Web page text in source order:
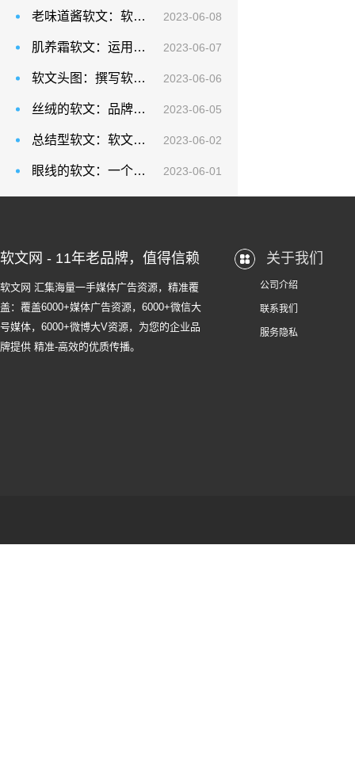
老味道酱软文：软文写作中，我们要考虑软文的历史沉淀 2023-06-08
肌养霜软文：运用喻体比拟法突出核心要素是一种常见的写作手法 2023-06-07
软文头图：撰写软文时一定要注意内容本身是否有价值 2023-06-06
丝绒的软文：品牌与用户对于节日的情感记忆相互交织，拓展潜在消费群体的边界 2023-06-05
总结型软文：软文——传递情感的媒介，新闻——传递事实的工具 2023-06-02
眼线的软文：一个具备用户回馈是品牌永葆发展活力的必杀技 2023-06-01
软文网 - 11年老品牌，值得信赖
软文网 汇集海量一手媒体广告资源，精准覆
盖：覆盖6000+媒体广告资源，6000+微信大
号媒体，6000+微博大V资源，为您的企业品
牌提供 精准-高效的优质传播。
关于我们
公司介绍
联系我们
服务隐私